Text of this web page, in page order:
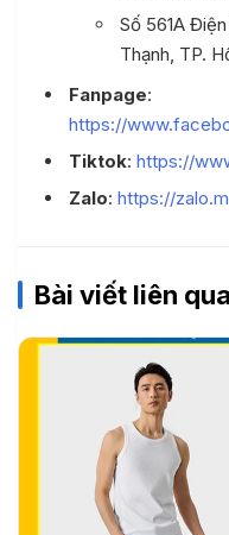
Số 561A
Thạnh, TP.
Fanpage:
https://
Tiktok: https://
Zalo: https://
Bài viết liên